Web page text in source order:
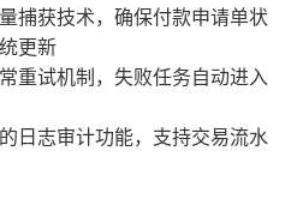
捕获技术，确保付款申请单状
更新
重试机制，失败任务自动进入
日志审计功能，支持交易流水